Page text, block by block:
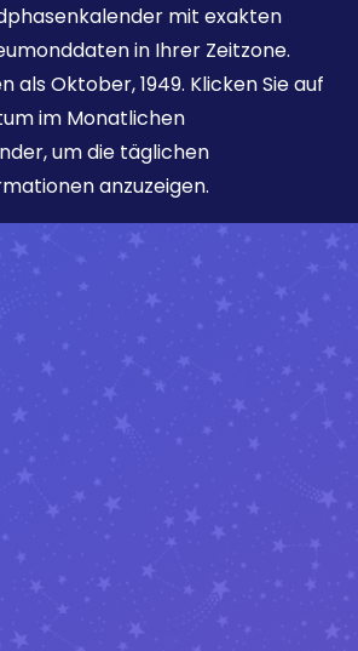
mit exakten
in Ihrer Zeitzone.
als Oktober, 1949. Klicken Sie auf
im Monatlichen
um die täglichen
anzuzeigen.